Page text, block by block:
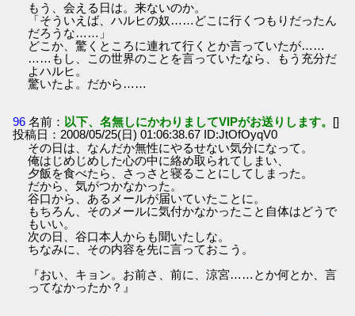
もう、会える日は。来ないのか。
「そういえば、ハルヒの奴……どこに行くつもりだったん
だろうな……」
どこか、驚くところに連れて行くとか言っていたが……
……もし、この世界のことを言っていたなら、もう充分だ
よハルヒ。
驚いたよ。だから……
96 名前： 以下、名無しにかわりましてVIPがお送りします。 []
投稿日：2008/05/25(日) 01:06:38.67 ID:JtOfOyqV0
その日は、なんだか無性にやるせない気分になって。
俺はじめじめした心の中に絡め取られてしまい、
夕飯を食べたら、さっさと寝ることにしてしまった。
だから、気がつかなかった。
谷口から、あるメールが届いていたことに。
もちろん、そのメールに気付かなかったこと自体はどうで
もいい。
次の日、谷口本人からも聞いたしな。
ちなみに、その内容を先に言っておこう。
『おい、キョン。お前さ、前に、涼宮……とか何とか、言
ってなかったか？』